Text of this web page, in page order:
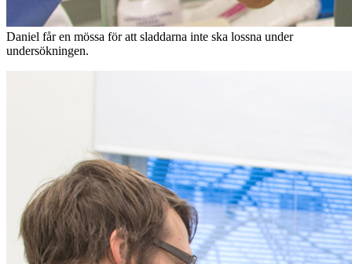
Daniel får en mössa för att sladdarna inte ska lossna under
undersökningen.